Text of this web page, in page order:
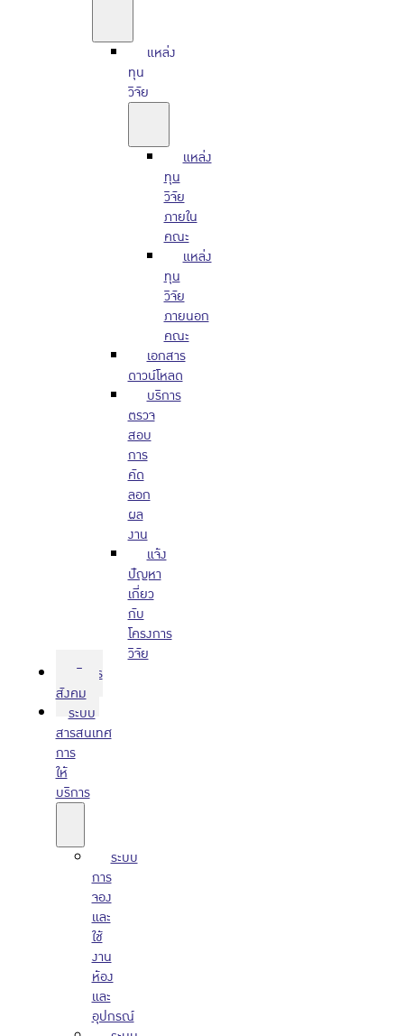
แหล่ง
ทุน
วิจัย
แหล่ง
ทุน
วิจัย
ภายใน
คณะ
แหล่ง
ทุน
วิจัย
ภายนอก
คณะ
เอกสาร
ดาวน์โหลด
บริการ
ตรวจ
สอบ
การ
คัด
ลอก
ผล
งาน
แจ้ง
ปัญหา
เกี่ยว
กับ
โครงการ
วิจัย
บริการ
สังคม
ระบบ
สารสนเทศ
การ
ให้
บริการ
ระบบ
การ
จอง
และ
ใช้
งาน
ห้อง
และ
อุปกรณ์